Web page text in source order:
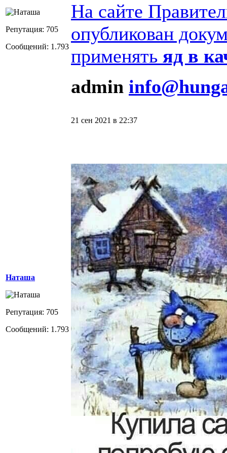
Репутация: 705
Сообщений: 1.793
На сайте
опубликован
применять яд в
admin
Наташа
Репутация: 705
Сообщений: 1.793
21 сен 2021 в 22:37